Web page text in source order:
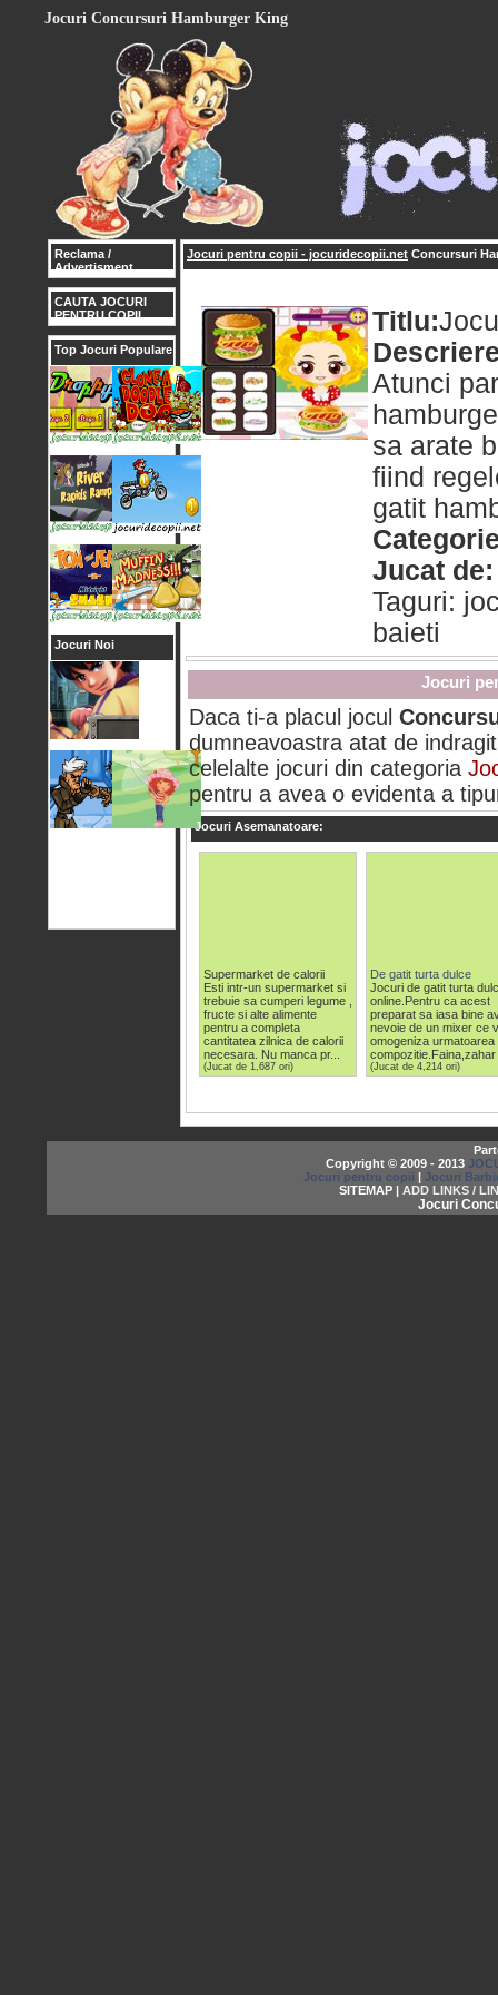
Jocuri Concursuri Hamburger King
Reclama /
Advertisment
CAUTA JOCURI
PENTRU COPII
Top Jocuri Populare
Jocuri Noi
Jocuri pentru copii - jocuridecopii.net Concursuri
Titlu:
Atunci
sa arate
fiind
gatit
Jucat de:
Taguri:
baieti
Jocuri
Daca ti-a placul jocul
dumneavoastra atat de
celelalte jocuri din categoria
pentru a avea o evidenta a
Jocuri Asemanatoare:
Supermarket de calorii
Esti intr-un supermarket si
trebuie sa cumperi legume ,
fructe si alte alimente
pentru a completa
cantitatea zilnica de calorii
necesara. Nu manca pr...
(Jucat de 1,687 ori)
De gatit turta dulce
Jocuri de gatit turta
online.Pentru ca acest
preparat sa iasa bine
nevoie de un mixer ce
omogeniza urmatoarea
compozitie.Faina,zahar
(Jucat de 4,214 ori)
Copyright © 2009 - 2013
Jocuri pentru copii | Jocuri
SITEMAP | ADD LINKS /
Jocuri